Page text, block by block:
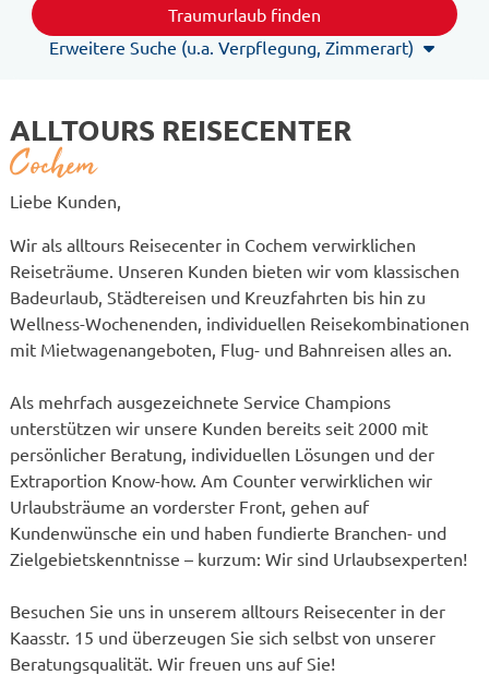
Traumurlaub finden
Erweitere Suche (u.a. Verpflegung, Zimmerart)
ALLTOURS REISECENTER
Cochem
Liebe Kunden,
Wir als alltours Reisecenter in Cochem verwirklichen
Reiseträume. Unseren Kunden bieten wir vom klassischen
Badeurlaub, Städtereisen und Kreuzfahrten bis hin zu
Wellness-Wochenenden, individuellen Reisekombinationen
mit Mietwagenangeboten, Flug- und Bahnreisen alles an.
Als mehrfach ausgezeichnete Service Champions
unterstützen wir unsere Kunden bereits seit 2000 mit
persönlicher Beratung, individuellen Lösungen und der
Extraportion Know-how. Am Counter verwirklichen wir
Urlaubsträume an vorderster Front, gehen auf
Kundenwünsche ein und haben fundierte Branchen- und
Zielgebietskenntnisse – kurzum: Wir sind Urlaubsexperten!
Besuchen Sie uns in unserem alltours Reisecenter in der
Kaasstr. 15 und überzeugen Sie sich selbst von unserer
Beratungsqualität. Wir freuen uns auf Sie!